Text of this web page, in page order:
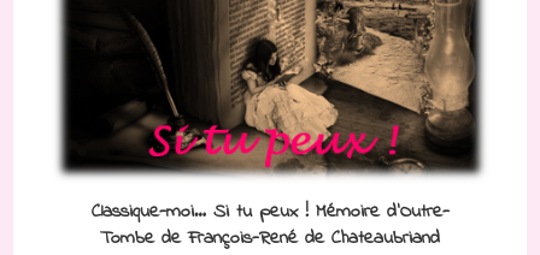
Classique-moi… Si tu peux ! Mémoire d’Outre-
Tombe de François-René de Chateaubriand